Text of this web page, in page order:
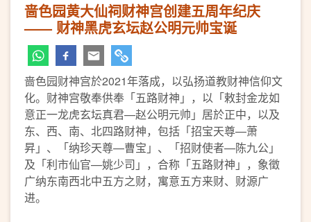
啬色园黄大仙祠财神宫创建五周年纪庆
—— 财神黑虎玄坛赵公明元帅宝诞
啬色园财神宫於2021年落成，以弘扬道教财神信仰文
化。财神宫敬奉供奉「五路财神」，以「敕封金龙如
意正一龙虎玄坛真君—赵公明元帅」居於正中，以及
东、西、南、北四路财神，包括「招宝天尊—萧
昇」、「纳珍天尊—曹宝」、「招财使者—陈九公」
及「利市仙官—姚少司」，合称「五路财神」，象徵
广纳东南西北中五方之财，寓意五方来财、财源广
进。